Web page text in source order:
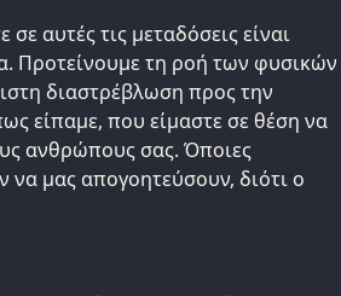
αυτές τις μεταδόσεις είναι
Προτείνουμε τη ροή των φυσικών
διαστρέβλωση προς την
είπαμε, που είμαστε σε θέση να
ανθρώπους σας. Όποιες
να μας απογοητεύσουν, διότι ο